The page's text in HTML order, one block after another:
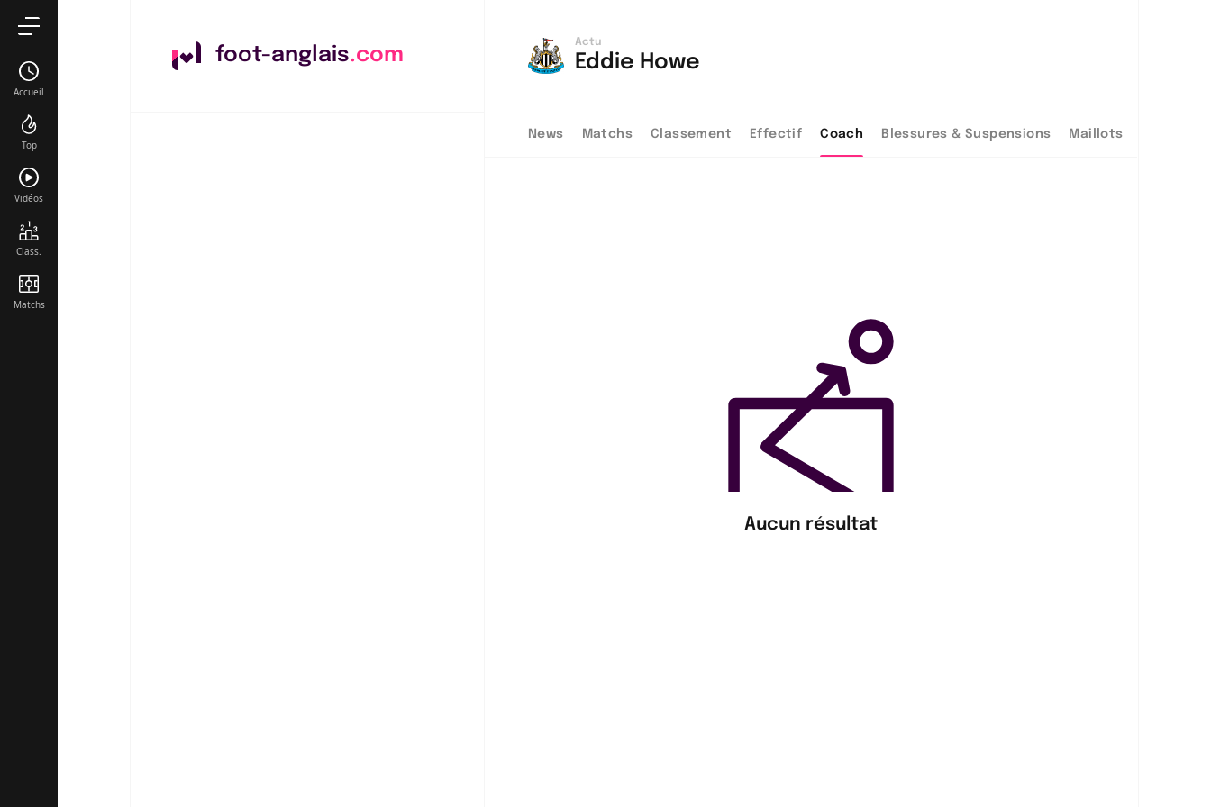
foot-anglais.com
Actu
Eddie Howe
News Matchs Classement Effectif Coach Blessures & Suspensions Maillots
Aucun résultat
Accueil
Top
Vidéos
Class.
Matchs